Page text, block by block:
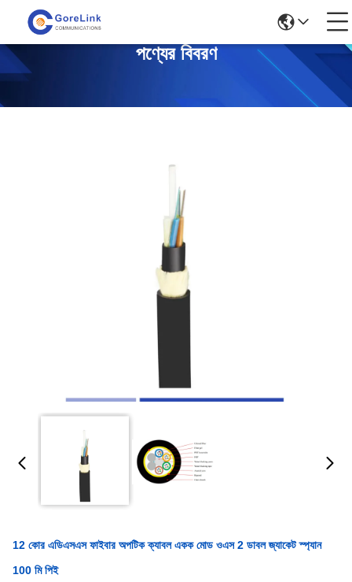
পণ্যের বিবরণ
12 কোর এডিএসএস ফাইবার অপটিক ক্যাবল একক মোড ওএস 2 ডাবল জ্যাকেট স্প্যান
100 মি পিই